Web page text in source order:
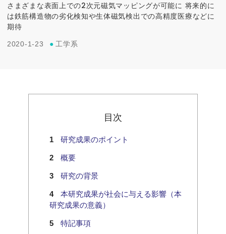
さまざまな表面上での2次元磁気マッピングが可能に 将来的に
は鉄筋構造物の劣化検知や生体磁気検出での高精度医療などに
期待
2020-1-23 ● 工学系
目次
研究成果のポイント
概要
研究の背景
本研究成果が社会に与える影響（本
研究成果の意義）
特記事項